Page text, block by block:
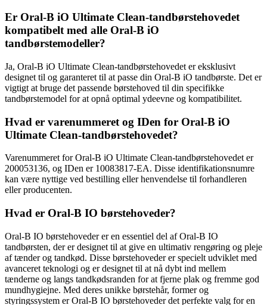
Er Oral-B iO Ultimate Clean-tandbørstehovedet
kompatibelt med alle Oral-B iO
tandbørstemodeller?
Ja, Oral-B iO Ultimate Clean-tandbørstehovedet er eksklusivt
designet til og garanteret til at passe din Oral-B iO tandbørste. Det er
vigtigt at bruge det passende børstehoved til din specifikke
tandbørstemodel for at opnå optimal ydeevne og kompatibilitet.
Hvad er varenummeret og IDen for Oral-B iO
Ultimate Clean-tandbørstehovedet?
Varenummeret for Oral-B iO Ultimate Clean-tandbørstehovedet er
200053136, og IDen er 10083817-EA. Disse identifikationsnumre
kan være nyttige ved bestilling eller henvendelse til forhandleren
eller producenten.
Hvad er Oral-B IO børstehoveder?
Oral-B IO børstehoveder er en essentiel del af Oral-B IO
tandbørsten, der er designet til at give en ultimativ rengøring og pleje
af tænder og tandkød. Disse børstehoveder er specielt udviklet med
avanceret teknologi og er designet til at nå dybt ind mellem
tænderne og langs tandkødsranden for at fjerne plak og fremme god
mundhygiejne. Med deres unikke børstehår, former og
styringssystem er Oral-B IO børstehoveder det perfekte valg for en